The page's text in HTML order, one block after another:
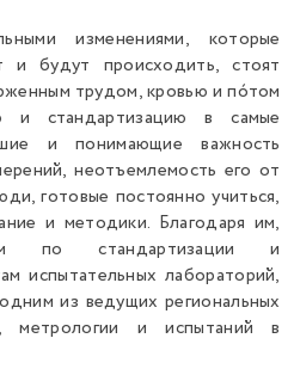
изменениями, которые
и будут происходить, стоят
трудом, кровью и по́том
и стандартизацию в самые
и понимающие важность
неотъемлемость его от
готовые постоянно учиться,
и методики. Благодаря им,
по стандартизации и
испытательных лабораторий,
из ведущих региональных
метрологии и испытаний в